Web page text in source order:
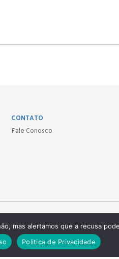
CONTATO
Fale Conosco
mas alertamos que a recusa
Politica de Privacidade